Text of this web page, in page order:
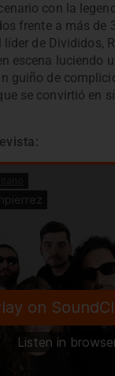
con la
frente a más de
líder de Divididos,
escena luciendo
guiño de
se convirtió en